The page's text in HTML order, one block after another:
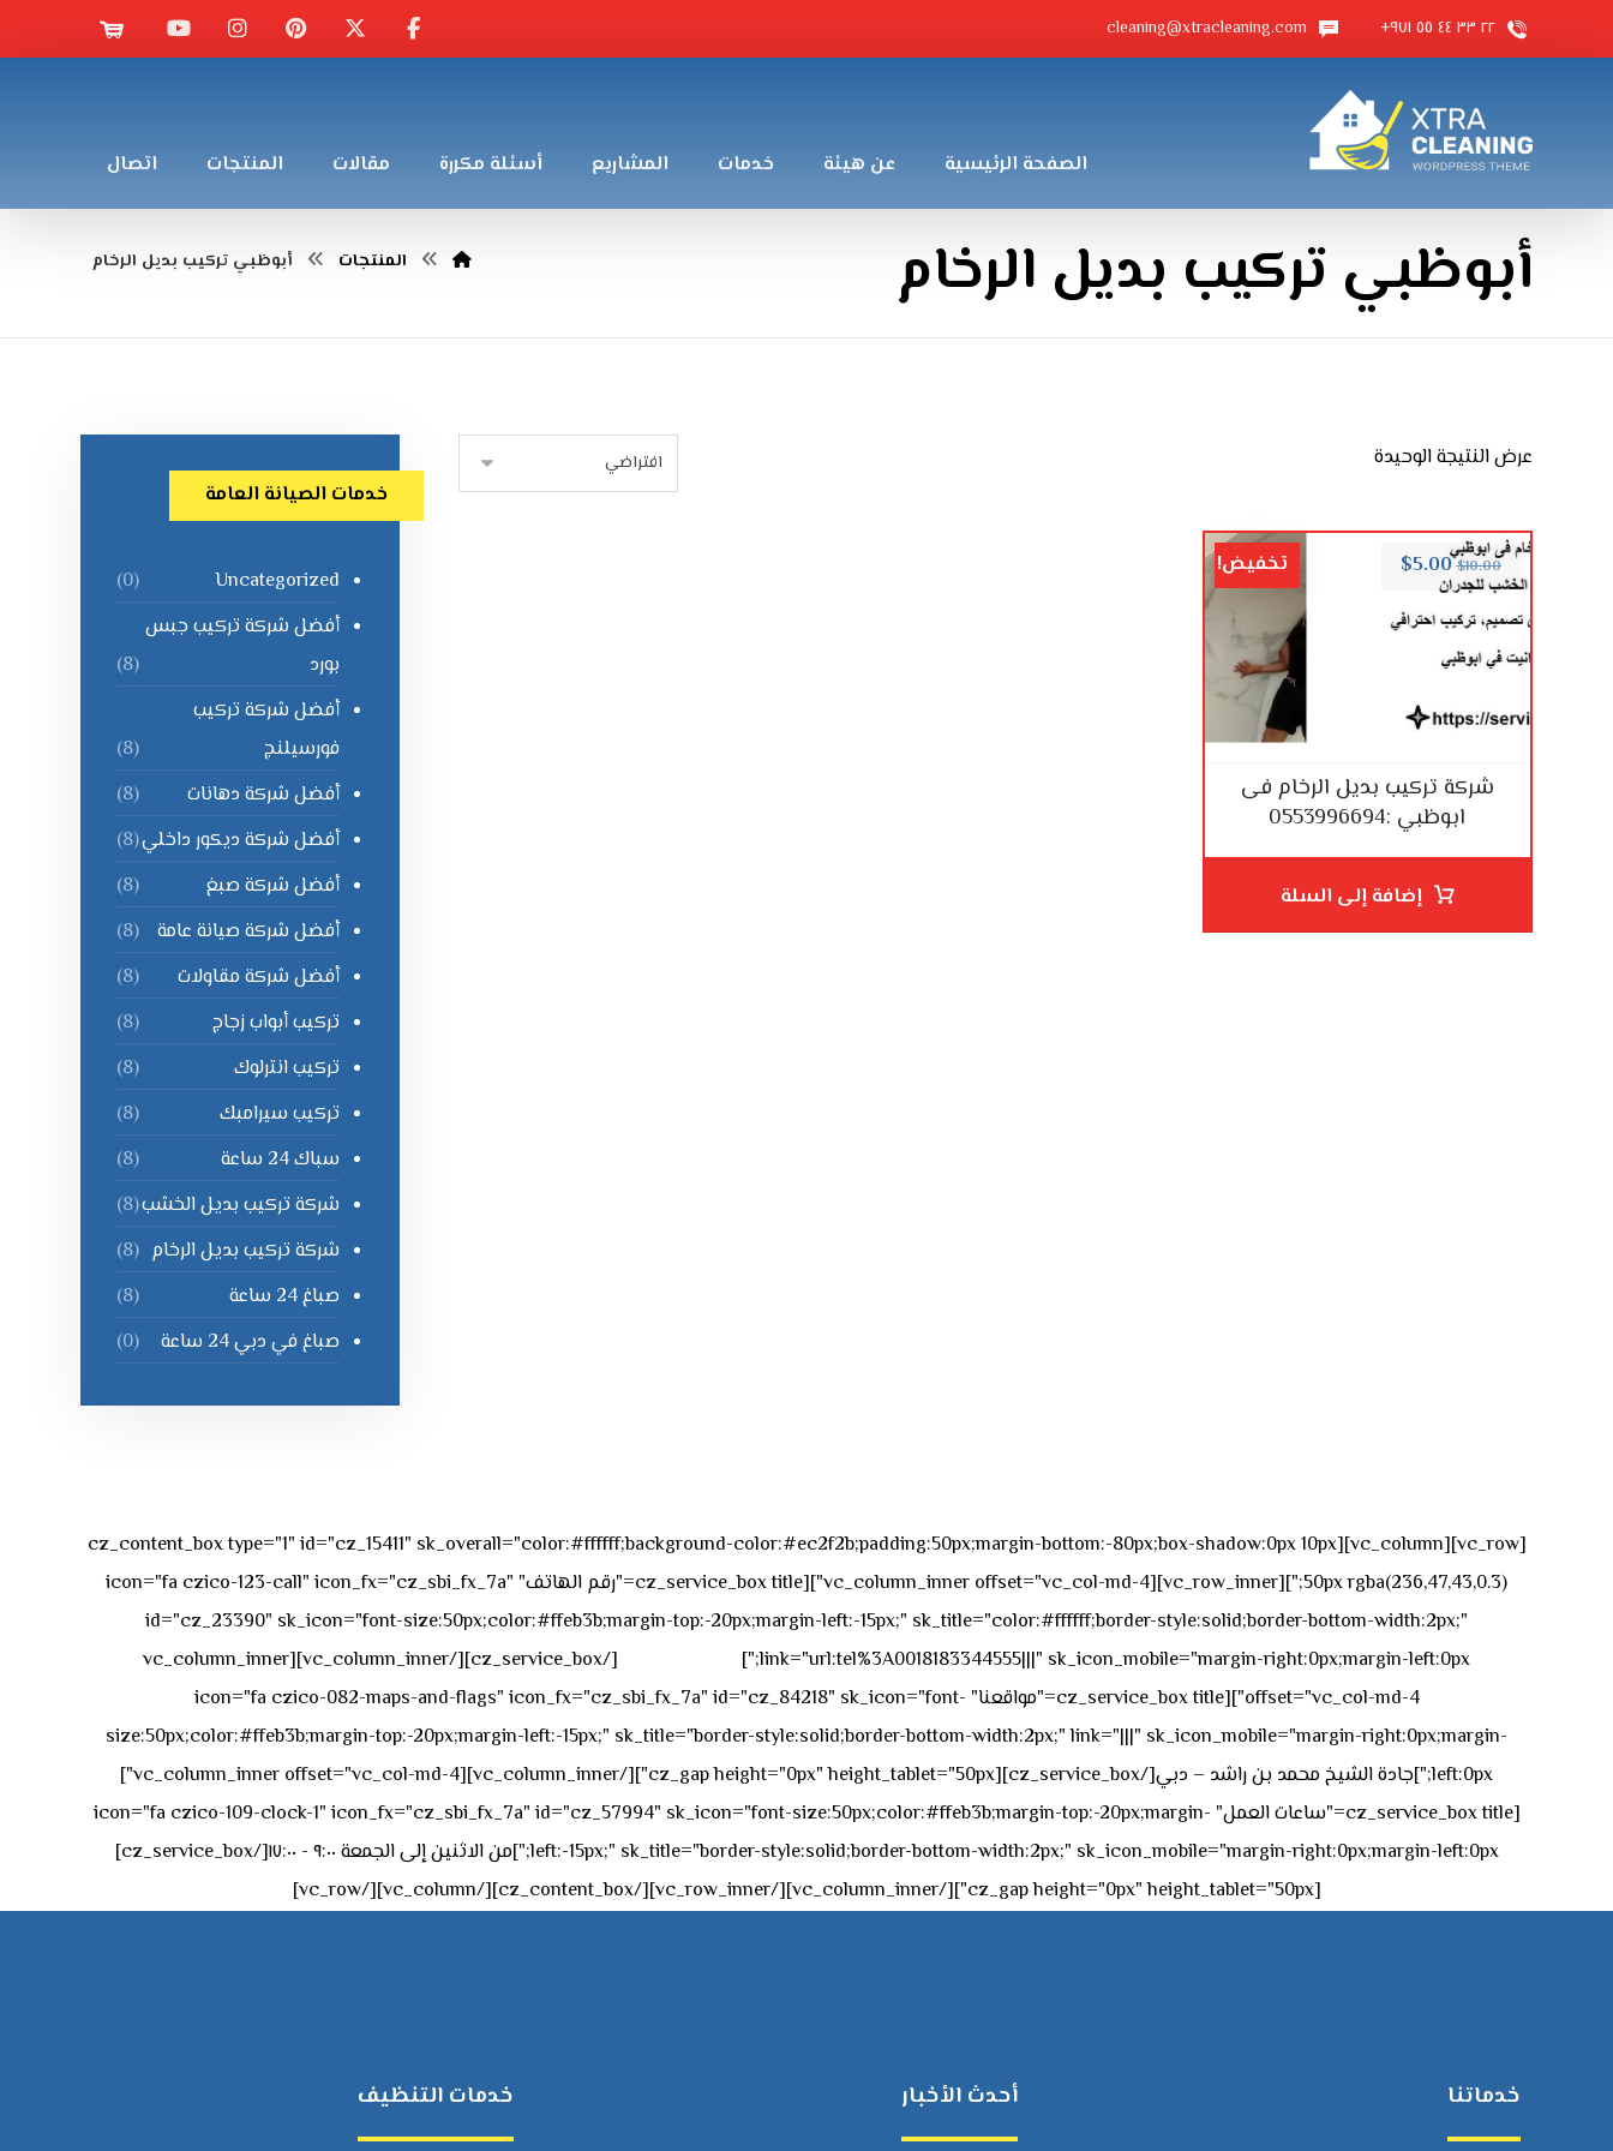
٢٢ ٣٣ ٤٤ ٥٥ ٩٧١+ cleaning@xtracleaning.com
الصفحة الرئيسية عن هيئة خدمات المشاريع أسئلة مكررة مقالات المنتجات اتصال
أبوظبي تركيب بديل الرخام المنتجات أبوظبي تركيب بديل الرخام
عرض النتيجة الوحيدة
شركة تركيب بديل الرخام فى
ابوظبي :0553996694
$10.00
$5.00 تخفيض!
إضافة إلى السلة
خدمات الصيانة العامة
Uncategorized
(0)
أفضل شركة تركيب جبس
بورد
(8)
أفضل شركة تركيب
فورسيلنج
(8)
أفضل شركة دهانات
(8)
أفضل شركة ديكور داخلي(8)
أفضل شركة صبغ
(8)
أفضل شركة صيانة عامة
(8)
أفضل شركة مقاولات
(8)
تركيب أبواب زجاج
(8)
تركيب انترلوك
(8)
تركيب سيرامبك
(8)
سباك 24 ساعة
(8)
شركة تركيب بديل الخشب(8)
شركة تركيب بديل الرخام (8)
صباغ 24 ساعة
(8)
صباغ في دبي 24 ساعة
(0)
[vc_row][vc_column][cz_content_box type="1" id="cz_15411" sk_overall="color:#ffffff;background-color:#ec2f2b;padding:50px;margin-bottom:-80px;box-shadow:0px 10px
50px rgba(236,47,43,0.3);"][vc_row_inner][vc_column_inner offset="vc_col-md-4"][cz_service_box title="رقم الهاتف" icon="fa czico-123-call" icon_fx="cz_sbi_fx_7a"
id="cz_23390" sk_icon="font-size:50px;color:#ffeb3b;margin-top:-20px;margin-left:-15px;" sk_title="color:#ffffff;border-style:solid;border-bottom-width:2px;"
link="url:tel%3A0018183344555|||" sk_icon_mobile="margin-right:0px;margin-left:0px;"]
[/cz_service_box][/vc_column_inner][vc_column_inner
offset="vc_col-md-4"][cz_service_box title="مواقعنا" icon="fa czico-082-maps-and-flags" icon_fx="cz_sbi_fx_7a" id="cz_84218" sk_icon="font-
size:50px;color:#ffeb3b;margin-top:-20px;margin-left:-15px;" sk_title="border-style:solid;border-bottom-width:2px;" link="|||" sk_icon_mobile="margin-right:0px;margin-
left:0px;"]جادة الشيخ محمد بن راشد – دبي[/cz_service_box][cz_gap height="0px" height_tablet="50px"][/vc_column_inner][vc_column_inner offset="vc_col-md-4"]
[cz_service_box title="ساعات العمل" icon="fa czico-109-clock-1" icon_fx="cz_sbi_fx_7a" id="cz_57994" sk_icon="font-size:50px;color:#ffeb3b;margin-top:-20px;margin-
left:-15px;" sk_title="border-style:solid;border-bottom-width:2px;" sk_icon_mobile="margin-right:0px;margin-left:0px;"]من الاثنين إلى الجمعة ٩:٠٠ - ١٧:٠٠[/cz_service_box]
[cz_gap height="0px" height_tablet="50px"][/vc_column_inner][/vc_row_inner][/cz_content_box][/vc_column][/vc_row]
خدماتنا أحدث الأخبار خدمات التنظيف